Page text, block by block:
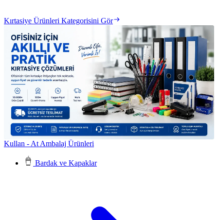
Kırtasiye Ürünleri Kategorisini Gör
Kullan - At Ambalaj Ürünleri
Bardak ve Kapaklar